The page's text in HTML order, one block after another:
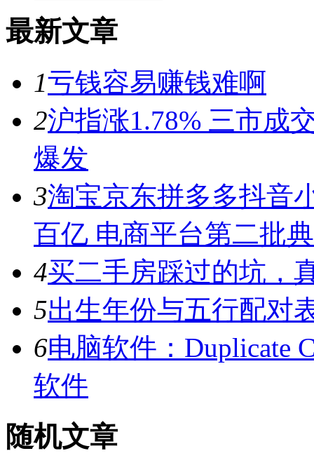
最新文章
1亏钱容易赚钱难啊
2沪指涨1.78% 三市成
爆发
3淘宝京东拼多多抖音
百亿 电商平台第二批
4买二手房踩过的坑，
5出生年份与五行配对
6电脑软件：Duplicate
软件
随机文章